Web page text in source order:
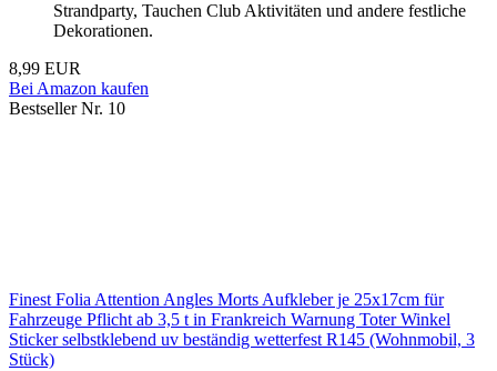
Strandparty, Tauchen Club Aktivitäten und andere festliche
Dekorationen.
8,99 EUR
Bei Amazon kaufen
Bestseller Nr. 10
Finest Folia Attention Angles Morts Aufkleber je 25x17cm für
Fahrzeuge Pflicht ab 3,5 t in Frankreich Warnung Toter Winkel
Sticker selbstklebend uv beständig wetterfest R145 (Wohnmobil, 3
Stück)